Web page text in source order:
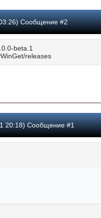
Сообщение #2
beta.1
releases
20:18) Сообщение #1